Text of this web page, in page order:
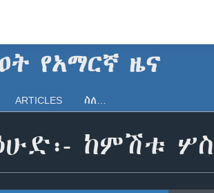
የአማርኛ ዜና
ARTICLES ስለ…
ከምሽቱ